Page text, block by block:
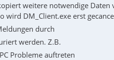
weitere notwendige Daten
wird DM_Client.exe erst
durch
werden. Z.B.
Probleme auftreten